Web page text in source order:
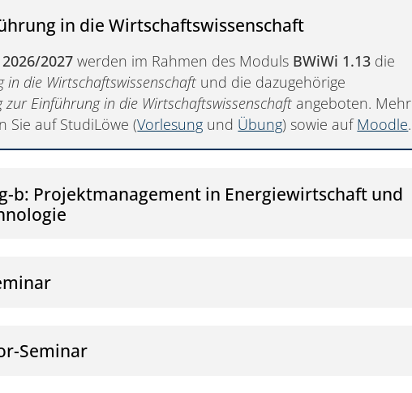
in die Wirtschaftswissenschaft
2027 werden im Rahmen des Moduls BWiWi 1.13 die
in die Wirtschaftswissenschaft und die dazugehörige
zur Einführung in die Wirtschaftswissenschaft angeboten. Mehr
Sie auf StudiLöwe (Vorlesung und Übung) sowie aufMoodle.
b: Projektmanagement in Energiewirtschaft und
Seminar